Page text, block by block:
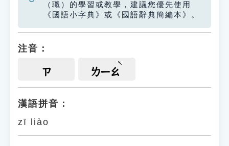
（職）的學習或教學，建議您優先使用
《國語小字典》或《國語辭典簡編本》。
注音：
ㄗ ㄌㄧㄠ
漢語拼音：
zī liào